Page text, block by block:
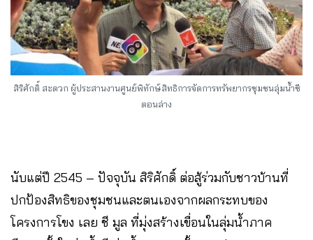
สิริศักดิ์ สะดวก ผู้ประสานงานศูนย์พิทักษ์สิทธิการจัดการทรัพยากรชุมชนลุ่มน้ำชี
ตอนล่าง
นับแต่ปี 2545 – ปัจจุบัน สิริศักดิ์ ต่อสู้ร่วมกับชาวบ้านที่
ปกป้องสิทธิของชุมชนและตนเองจากผลกระทบของ
โครงการโขง เลย ชี มูล ที่มุ่งสร้างเขื่อนในลุ่มน้ำภาค